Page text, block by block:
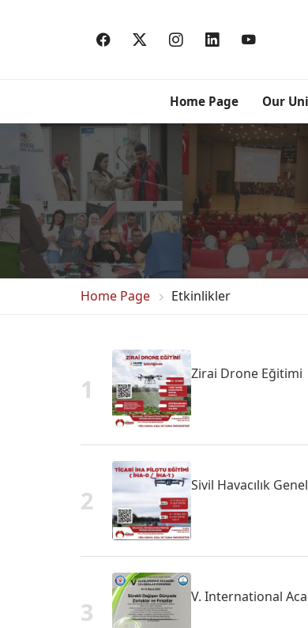
Home Page Our
Home Page Etkinlikler
1
Zirai Drone Eğitimi
2
Sivil Havacılık
3
V. International